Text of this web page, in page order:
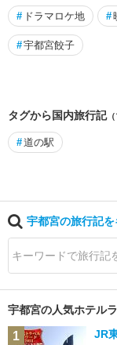
# ドラマロケ地 #
#宇都宮餃子
タグから国内旅行記（
#道の駅
宇都宮の旅行記
宇都宮の人気ホテル
1 JR